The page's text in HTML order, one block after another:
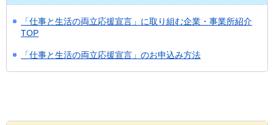
「仕事と生活の両立応援宣言」に取り組む企業・事業所紹介
TOP
「仕事と生活の両立応援宣言」のお申込み方法